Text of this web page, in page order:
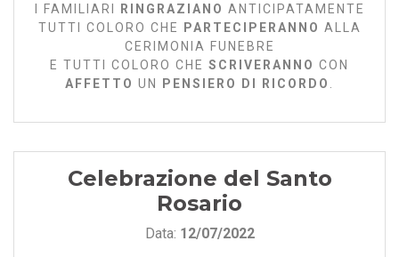
I FAMILIARI RINGRAZIANO ANTICIPATAMENTE
TUTTI COLORO CHE
PARTECIPERANNO ALLA
CERIMONIA FUNEBRE
E TUTTI COLORO CHE SCRIVERANNO CON
AFFETTO UN PENSIERO DI RICORDO
Celebrazione del Santo
Rosario
Data: 12/07/2022